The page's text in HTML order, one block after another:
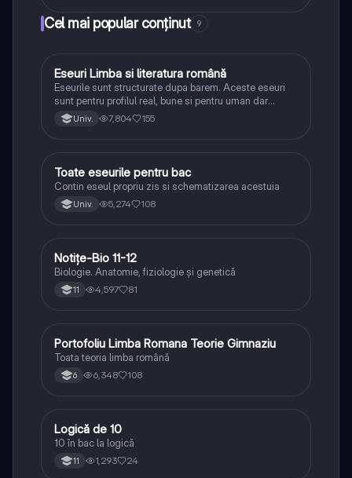
Cel mai popular conținut 9
Limba și literatura română
Eseuri Limba si literatura română
Eseurile sunt structurate dupa barem. Aceste eseuri
sunt pentru profilul real, bune si pentru uman dar
lipsesc relatiile dintre personaje si caracrerizarile.
Univ. 7,804 155
Limba și literatura română
Toate eseurile pentru bac
Contin eseul propriu zis si schematizarea acestuia
Univ. 5,274 108
Biologie
Notițe-Bio 11-12
Biologie. Anatomie, fiziologie și genetică
11 4,597 81
Limba și literatura română
Portofoliu Limba Romana Teorie Gimnaziu
Toata teoria limba română
6 6,348 108
Logică
Logică de 10
10 în bac la logică
11 1,293 24